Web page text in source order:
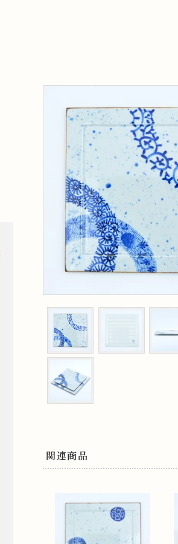
関連商品
マグカップ
ビアグラス
丸型
徳利
箸置
一輪挿し